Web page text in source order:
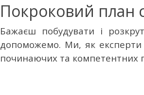
Покроковий план
Бажаєш побудувати і
допоможемо. Ми, як експерти
починаючих та компетентних